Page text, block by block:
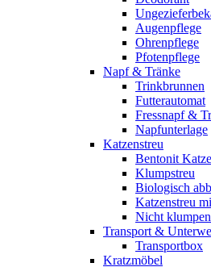
Augenpflege
Ohrenpflege
Pfotenpflege
Napf & Tränke
Trinkbrunnen
Futterautomat
Fressnapf &
Napfunterlage
Katzenstreu
Bentonit
Klumpstreu
Biologisch
Katzenstreu
Nicht
Transport &
Transportbox
Kratzmöbel